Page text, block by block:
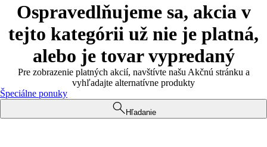
Ospravedlňujeme sa, akcia v
tejto kategórii už nie je platná,
alebo je tovar vypredaný
Pre zobrazenie platných akcií, navštívte našu Akčnú stránku a
vyhľadajte alternatívne produkty
Špeciálne ponuky
Hľadanie